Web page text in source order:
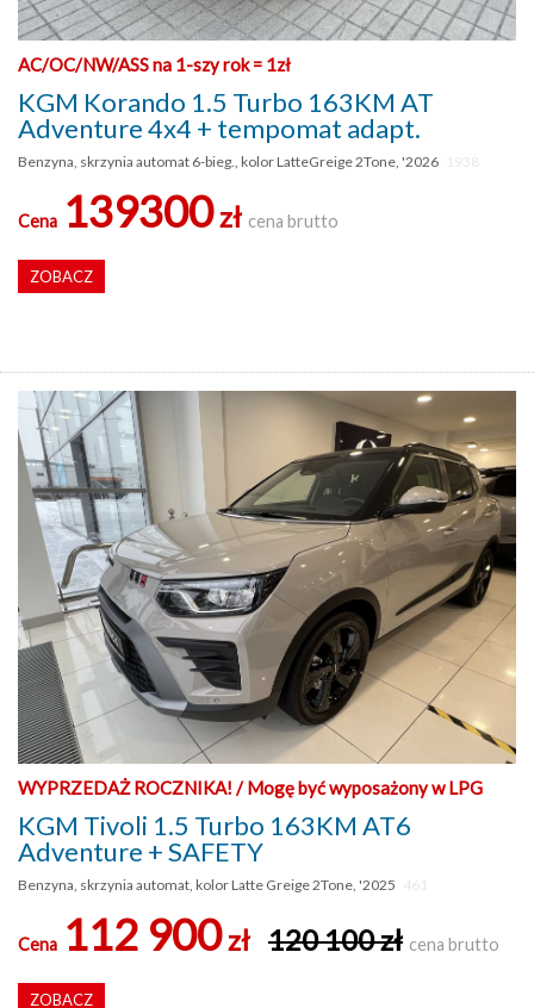
AC/OC/NW/ASS na 1-szy rok = 1zł
KGM Korando 1.5 Turbo 163KM AT
Adventure 4x4 + tempomat adapt.
Benzyna, skrzynia automat 6-bieg., kolor LatteGreige 2Tone, '2026
Cena 139300zł cena brutto
ZOBACZ
WYPRZEDAŻ ROCZNIKA! / Mogę być wyposażony w LPG
KGM Tivoli 1.5 Turbo 163KM AT6
Adventure + SAFETY
Benzyna, skrzynia automat, kolor Latte Greige 2Tone, '2025
Cena 112 900zł 120 100 zł cena brutto
ZOBACZ